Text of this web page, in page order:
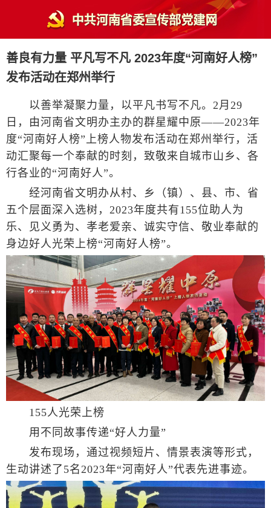
善良有力量 平凡写不凡 2023年度“河南好人榜”
发布活动在郑州举行
以善举凝聚力量，以平凡书写不凡。2月29
日，由河南省文明办主办的群星耀中原——2023年
度“河南好人榜”上榜人物发布活动在郑州举行，活
动汇聚每一个奉献的时刻，致敬来自城市山乡、各
行各业的“河南好人”。
经河南省文明办从村、乡（镇）、县、市、省
五个层面深入选树，2023年度共有155位助人为
乐、见义勇为、孝老爱亲、诚实守信、敬业奉献的
身边好人光荣上榜“河南好人榜”。
155人光荣上榜
用不同故事传递“好人力量”
发布现场，通过视频短片、情景表演等形式，
生动讲述了5名2023年“河南好人”代表先进事迹。